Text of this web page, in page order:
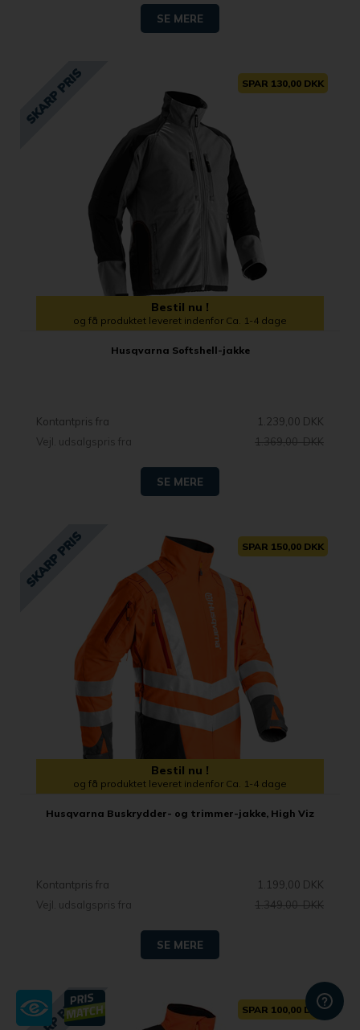
SE MERE
SPAR 130,00 DKK
Bestil nu !
og få produktet leveret indenfor Ca. 1-4 dage
Husqvarna Softshell-jakke
Kontantpris fra
1.239,00 DKK
Vejl. udsalgspris fra
1.369,00 DKK
SE MERE
SPAR 150,00 DKK
Bestil nu !
og få produktet leveret indenfor Ca. 1-4 dage
Husqvarna Buskrydder- og trimmer-jakke, High Viz
Kontantpris fra
1.199,00 DKK
Vejl. udsalgspris fra
1.349,00 DKK
SE MERE
SPAR 100,00 DKK